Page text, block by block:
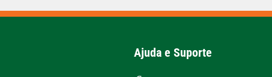
Ajuda e Suporte